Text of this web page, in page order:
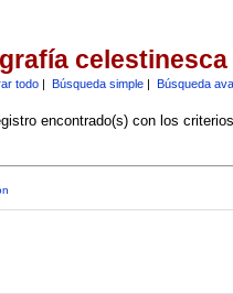
celestinesca
todo| Búsqueda simple| Búsqueda
encontrado(s) con los